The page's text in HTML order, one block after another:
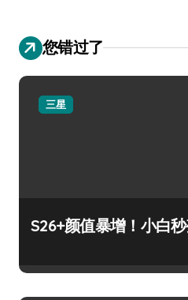
您错过了
三星
S26+颜值暴增！小白